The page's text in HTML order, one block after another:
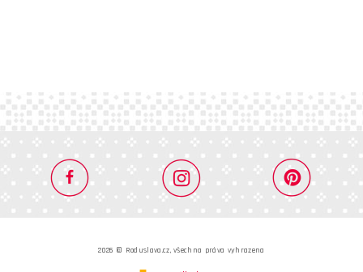
2026 © Roduslava.cz, všechna práva vyhrazena